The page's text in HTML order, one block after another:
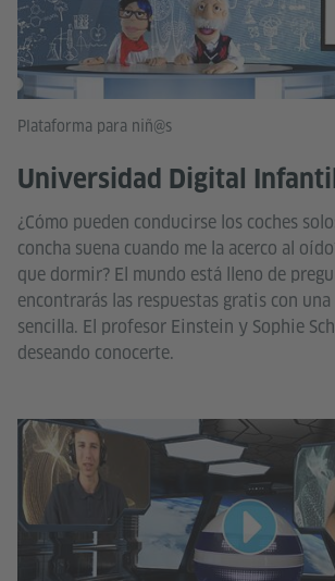
Plataforma para niñ@s
Universidad Digital Infantil
¿Cómo pueden conducirse los coches
concha suena cuando me la acerco al
que dormir? El mundo está lleno de
encontrarás las respuestas gratis con
sencilla. El profesor Einstein y Sophie
deseando conocerte.